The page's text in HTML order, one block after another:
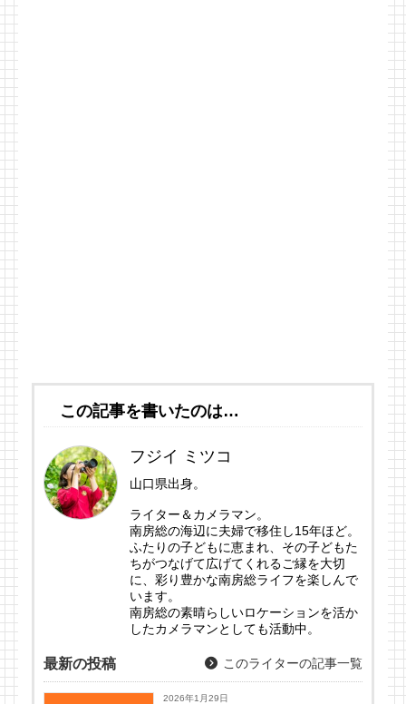
この記事を書いたのは…
フジイ ミツコ
山口県出身。
ライター＆カメラマン。
南房総の海辺に夫婦で移住し15年ほど。
ふたりの子どもに恵まれ、その子どもた
ちがつなげて広げてくれるご縁を大切
に、彩り豊かな南房総ライフを楽しんで
います。
南房総の素晴らしいロケーションを活か
したカメラマンとしても活動中。
最新の投稿 このライターの記事一覧
2026年1月29日